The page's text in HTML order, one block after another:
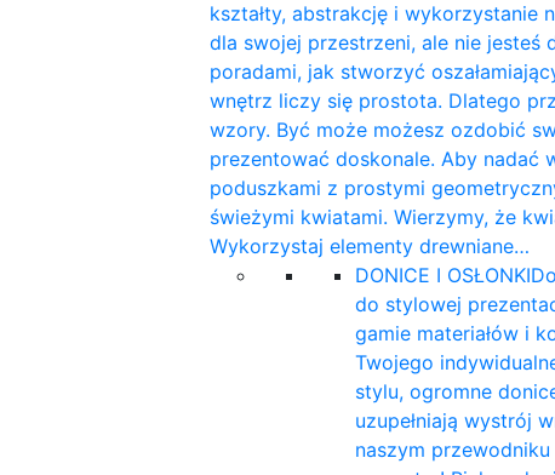
kształty, abstrakcję i wykorzystanie
dla swojej przestrzeni, ale nie jesteś
poradami, jak stworzyć
wnętrz liczy się prostota. Dlatego
wzory. Być może możesz ozdobić
prezentować doskonale. Aby nadać
poduszkami z prostymi
świeżymi kwiatami. Wierzymy, że
Wykorzystaj elementy drewniane…
DONICE I OSŁONKI
do stylowej
gamie materiałów i
Twojego
stylu, ogromne
uzupełniają wystrój
naszym